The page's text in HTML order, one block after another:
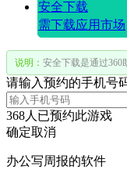
安全下载
需下载应用市场
说明： 安全下载是通过360
请输入预约的手机号
368人已预约此游戏
确定取消
办公写周报的软件